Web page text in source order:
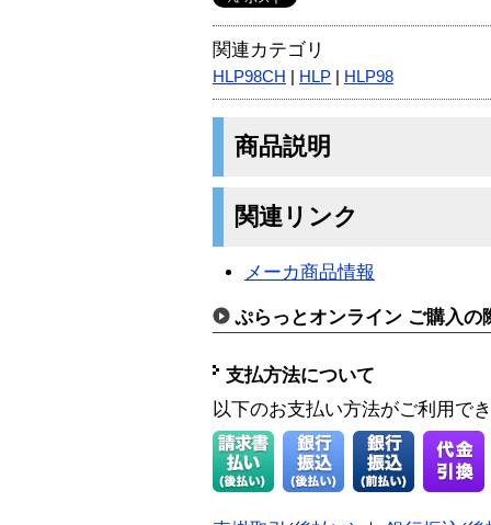
関連カテゴリ
HLP98CH HLP HLP98
商品説明
関連リンク
メーカ商品情報
ぷらっとオンライン ご購入の
支払方法について
以下のお支払い方法がご利用で